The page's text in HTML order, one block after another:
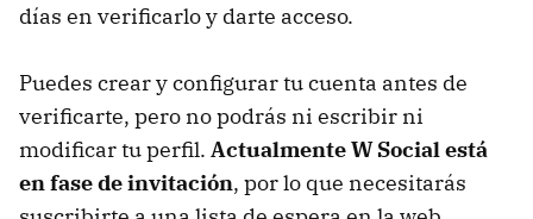
días en verificarlo y darte acceso.
Puedes crear y configurar tu cuenta antes de
verificarte, pero no podrás ni escribir ni
modificar tu perfil. Actualmente W Social está
en fase de invitación, por lo que necesitarás